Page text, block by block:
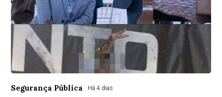
Segurança Pública Há 4 dias